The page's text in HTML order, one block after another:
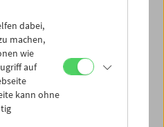
EUR 5,50 (statt EUR
Zehnerblocks
von
dabei,
machen,
wie
auf
kann ohne